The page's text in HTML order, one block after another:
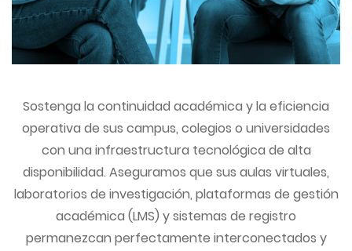
Sostenga la continuidad académica y la eficiencia
operativa de sus campus, colegios o universidades
con una infraestructura tecnológica de alta
disponibilidad. Aseguramos que sus aulas virtuales,
laboratorios de investigación, plataformas de gestión
académica (LMS) y sistemas de registro
permanezcan perfectamente interconectados y